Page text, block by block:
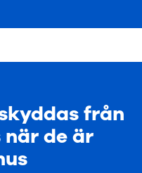
från
de är